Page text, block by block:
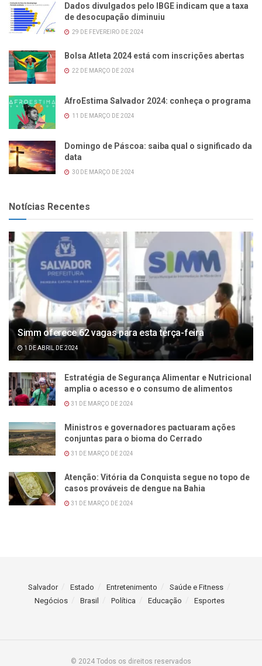
Dados divulgados pelo IBGE indicam que a taxa
de desocupação diminuiu
29 DE FEVEREIRO DE 2024
Bolsa Atleta 2024 está com inscrições abertas
22 DE MARÇO DE 2024
AfroEstima Salvador 2024: conheça o programa
11 DE MARÇO DE 2024
Domingo de Páscoa: saiba qual o significado da
data
30 DE MARÇO DE 2024
Notícias Recentes
Simm oferece 62 vagas para esta terça-feira
1 DE ABRIL DE 2024
Estratégia de Segurança Alimentar e Nutricional
amplia o acesso e o consumo de alimentos
31 DE MARÇO DE 2024
Ministros e governadores pactuaram ações
conjuntas para o bioma do Cerrado
31 DE MARÇO DE 2024
Atenção: Vitória da Conquista segue no topo de
casos prováveis de dengue na Bahia
31 DE MARÇO DE 2024
Salvador Estado Entretenimento
Saúde e Fitness
Negócios
Brasil Política Educação Esportes
© 2024 Todos os direitos reservados